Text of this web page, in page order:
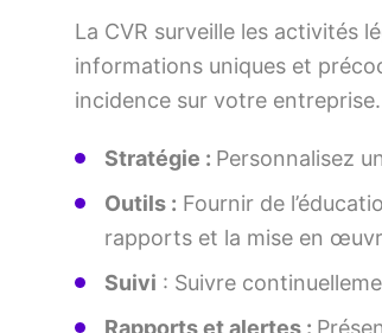
La CVR surveille les activités
informations uniques et
incidence sur votre entreprise.
Stratégie : Personnalisez
Outils : Fournir de
rapports et la mise en
Suivi : Suivre
Rapports et alertes :